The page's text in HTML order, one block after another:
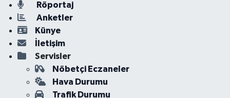
Röportaj
Anketler
Künye
İletişim
Servisler
Nöbetçi Eczaneler
Hava Durumu
Trafik Durumu